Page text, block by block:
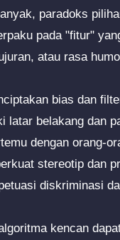
paradoks
pada "fitur"
atau rasa
bias dan
latar belakang dan
dengan orang-
stereotip dan
diskriminasi
kencan